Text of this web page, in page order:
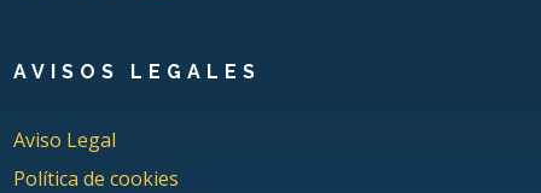
AVISOS LEGALES
Aviso Legal
Política de cookies